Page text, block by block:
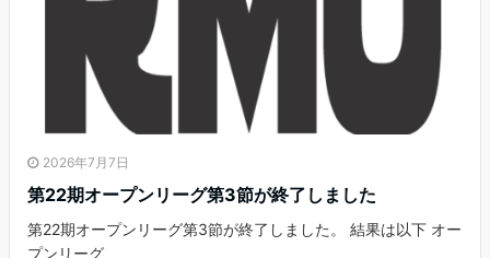
2026年7月7日
第22期オープンリーグ第3節が終了しました
第22期オープンリーグ第3節が終了しました。 結果は以下 オー
プンリーグ